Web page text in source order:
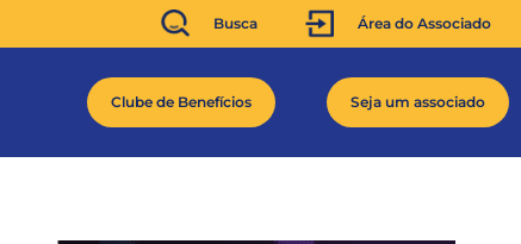
Busca Área do Associado
Clube de Benefícios Seja um associado